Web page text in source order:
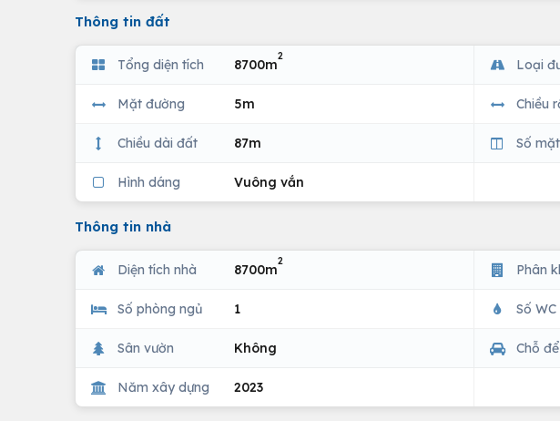
Thông tin đất
Tổng diện tích 8700m
2
Loại
Mặt đường 5m Chiều
Chiều dài đất 87m Số
Hình dáng Vuông vắn
Thông tin nhà
Diện tích nhà 8700m
2
Phân
Số phòng ngủ 1 Số WC
Sân vườn Không Chỗ
Năm xây dựng 2023